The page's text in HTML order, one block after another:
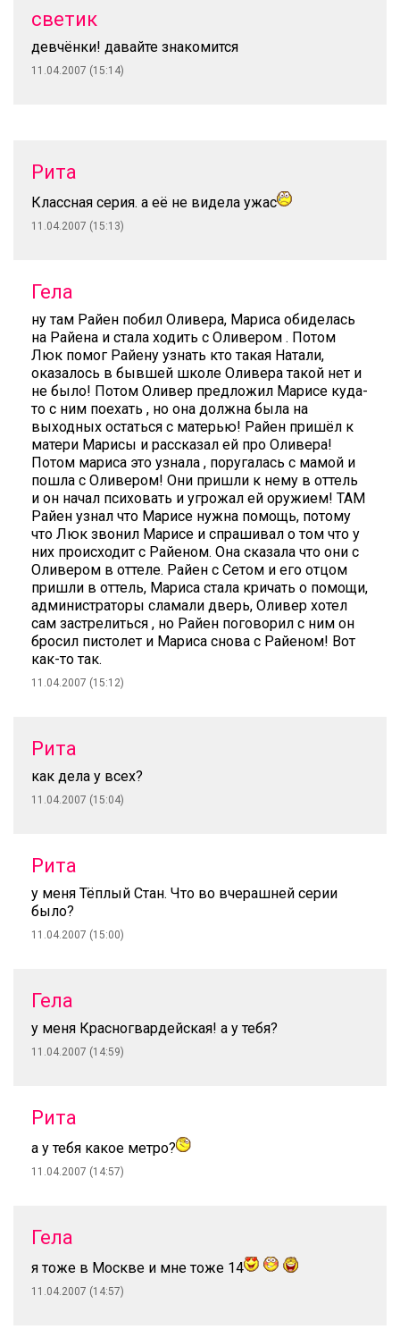
светик
девчёнки! давайте знакомится
11.04.2007 (15:14)
Рита
Классная серия. а её не видела ужас
11.04.2007 (15:13)
Гела
ну там Райен побил Оливера, Мариса обиделась
на Райена и стала ходить с Оливером . Потом
Люк помог Райену узнать кто такая Натали,
оказалось в бывшей школе Оливера такой нет и
не было! Потом Оливер предложил Марисе куда-
то с ним поехать , но она должна была на
выходных остаться с матерью! Райен пришёл к
матери Марисы и рассказал ей про Оливера!
Потом мариса это узнала , поругалась с мамой и
пошла с Оливером! Они пришли к нему в оттель
и он начал психовать и угрожал ей оружием! ТАМ
Райен узнал что Марисе нужна помощь, потому
что Люк звонил Марисе и спрашивал о том что у
них происходит с Райеном. Она сказала что они с
Оливером в оттеле. Райен с Сетом и его отцом
пришли в оттель, Мариса стала кричать о помощи,
администраторы сламали дверь, Оливер хотел
сам застрелиться , но Райен поговорил с ним он
бросил пистолет и Мариса снова с Райеном! Вот
как-то так.
11.04.2007 (15:12)
Рита
как дела у всех?
11.04.2007 (15:04)
Рита
у меня Тёплый Стан. Что во вчерашней серии
было?
11.04.2007 (15:00)
Гела
у меня Красногвардейская! а у тебя?
11.04.2007 (14:59)
Рита
а у тебя какое метро?
11.04.2007 (14:57)
Гела
я тоже в Москве и мне тоже 14
11.04.2007 (14:57)